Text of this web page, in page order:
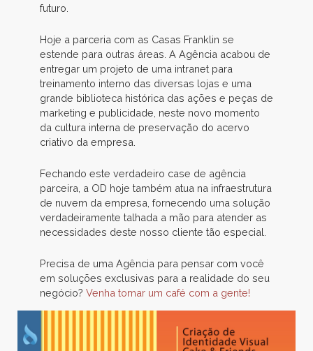
futuro.
Hoje a parceria com as Casas Franklin se
estende para outras áreas. A Agência acabou de
entregar um projeto de uma intranet para
treinamento interno das diversas lojas e uma
grande biblioteca histórica das ações e peças de
marketing e publicidade, neste novo momento
da cultura interna de preservação do acervo
criativo da empresa.
Fechando este verdadeiro case de agência
parceira, a OD hoje também atua na infraestrutura
de nuvem da empresa, fornecendo uma solução
verdadeiramente talhada a mão para atender as
necessidades deste nosso cliente tão especial.
Precisa de uma Agência para pensar com você
em soluções exclusivas para a realidade do seu
negócio? Venha tomar um café com a gente!